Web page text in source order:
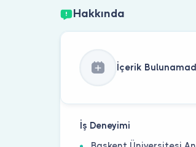
Hakkında
İçerik
İş Deneyimi